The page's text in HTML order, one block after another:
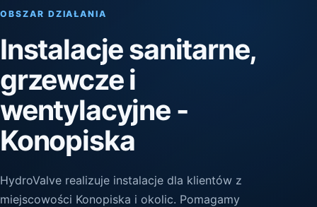
OBSZAR DZIAŁANIA
Instalacje sanitarne,
grzewcze i
wentylacyjne -
Konopiska
HydroValve realizuje instalacje dla klientów z
miejscowości Konopiska i okolic. Pomagamy